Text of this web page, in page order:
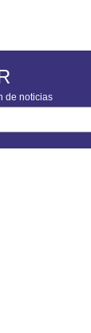
de noticias